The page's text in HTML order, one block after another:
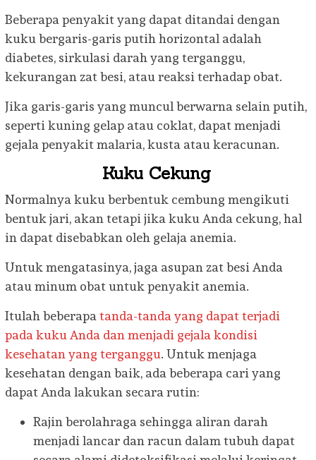
Beberapa penyakit yang dapat ditandai dengan
kuku bergaris-garis putih horizontal adalah
diabetes, sirkulasi darah yang terganggu,
kekurangan zat besi, atau reaksi terhadap obat.
Jika garis-garis yang muncul berwarna selain putih,
seperti kuning gelap atau coklat, dapat menjadi
gejala penyakit malaria, kusta atau keracunan.
Kuku Cekung
Normalnya kuku berbentuk cembung mengikuti
bentuk jari, akan tetapi jika kuku Anda cekung, hal
in dapat disebabkan oleh gelaja anemia.
Untuk mengatasinya, jaga asupan zat besi Anda
atau minum obat untuk penyakit anemia.
Itulah beberapatanda-tanda yang dapat terjadi
pada kuku Anda dan menjadi gejala kondisi
kesehatan yang terganggu. Untuk menjaga
kesehatan dengan baik, ada beberapa cari yang
dapat Anda lakukan secara rutin:
Rajin berolahraga sehingga aliran darah
menjadi lancar dan racun dalam tubuh dapat